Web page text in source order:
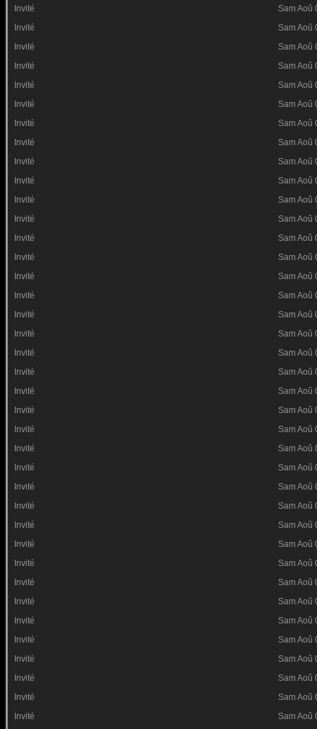
Invité
Sam Aoû
Invité
Sam Aoû
Invité
Sam Aoû
Invité
Sam Aoû
Invité
Sam Aoû
Invité
Sam Aoû
Invité
Sam Aoû
Invité
Sam Aoû
Invité
Sam Aoû
Invité
Sam Aoû
Invité
Sam Aoû
Invité
Sam Aoû
Invité
Sam Aoû
Invité
Sam Aoû
Invité
Sam Aoû
Invité
Sam Aoû
Invité
Sam Aoû
Invité
Sam Aoû
Invité
Sam Aoû
Invité
Sam Aoû
Invité
Sam Aoû
Invité
Sam Aoû
Invité
Sam Aoû
Invité
Sam Aoû
Invité
Sam Aoû
Invité
Sam Aoû
Invité
Sam Aoû
Invité
Sam Aoû
Invité
Sam Aoû
Invité
Sam Aoû
Invité
Sam Aoû
Invité
Sam Aoû
Invité
Sam Aoû
Invité
Sam Aoû
Invité
Sam Aoû
Invité
Sam Aoû
Invité
Sam Aoû
Invité
Sam Aoû